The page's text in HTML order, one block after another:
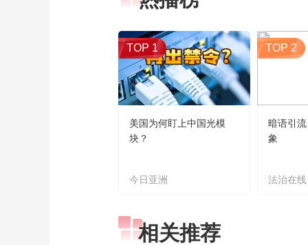
TOP 1
美国为何盯上中国光模
块？
今日亚洲
TOP 2
暗语引
象
法治在线
相关推荐